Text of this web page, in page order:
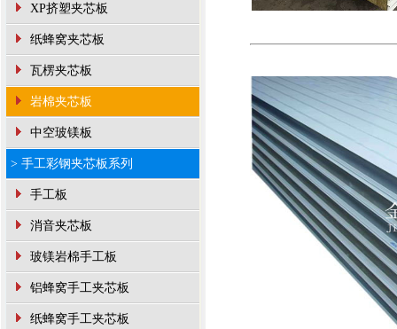
XP挤塑夹芯板
纸蜂窝夹芯板
瓦楞夹芯板
岩棉夹芯板
中空玻镁板
> 手工彩钢夹芯板系列
手工板
消音夹芯板
玻镁岩棉手工板
铝蜂窝手工夹芯板
纸蜂窝手工夹芯板